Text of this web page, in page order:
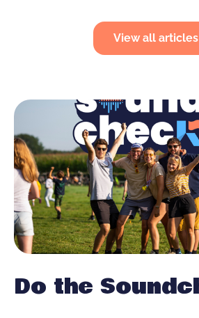
weekend, maar de box hoeft
tot bedtijd te knallen.View all articles
Do the